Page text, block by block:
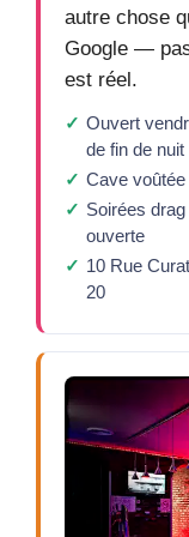
autre chose
Google —
est réel.
Ouvert
de fin de nuit
Cave
Soirées
ouverte
10 Rue
20